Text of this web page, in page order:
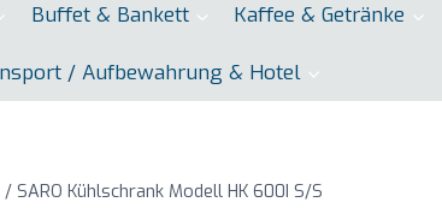
Buffet & Bankett Kaffee & Getränke
/ Aufbewahrung & Hotel
/ SARO Kühlschrank Modell HK 600I S/S